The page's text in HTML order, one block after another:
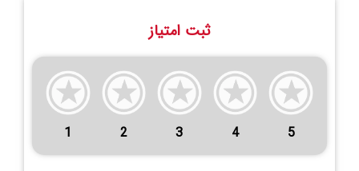
ثبت امتیاز
1 2 3 4 5